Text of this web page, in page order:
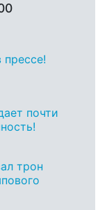
прессе!
почти
трон